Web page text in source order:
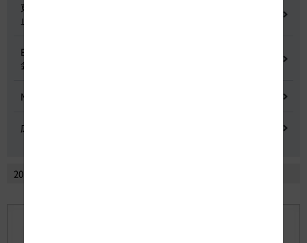
東名高速道路 中吉田高架橋 塗装塗替え工事による火災事故再発防
止委員会
E20 中央道を跨ぐ橋梁の耐震補強工事施工不良に関する調査委員
会
NEXCO中日本における降雪時の対応に関する検討会
広域的なETCシステム障害発生時の危機管理検討委員会
2014年2月以前のニュースリリースを見る